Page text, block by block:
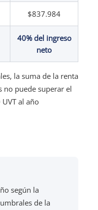
$837.984
40% del ingreso
neto
la suma de la renta
no puede superar el
al año
según la
de la